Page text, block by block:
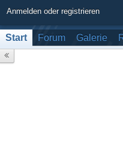
Anmelden oder registrieren
Start Forum Galerie